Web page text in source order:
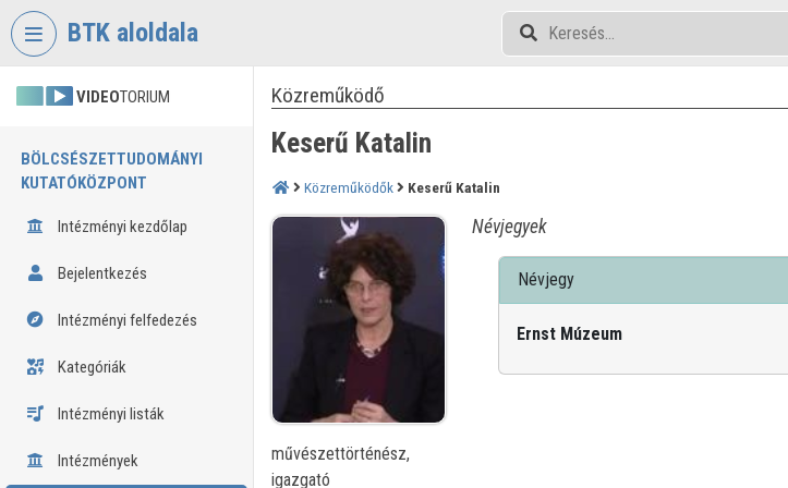
Fejléc kihagyása
BTK aloldala
VIDEOTORIUM
BÖLCSÉSZETTUDOMÁNYI
KUTATÓKÖZPONT
Intézményi kezdőlap
Bejelentkezés
Intézményi felfedezés
Kategóriák
Intézményi listák
Intézmények
Közreműködő
Keserű Katalin
Közreműködők Keserű Katalin
művészettörténész,
igazgató
Névjegyek
Névjegy
Ernst Múzeum